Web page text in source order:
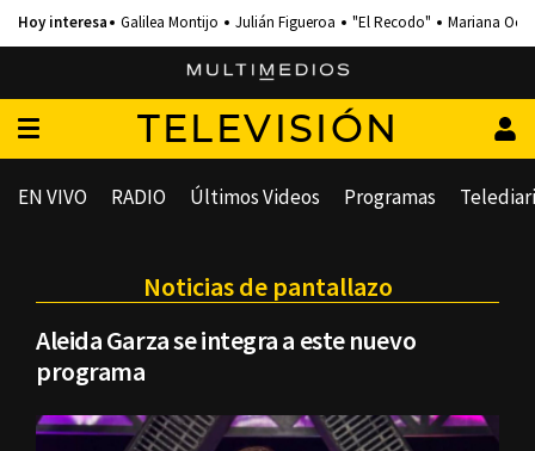
Galilea Montijo Julián Figueroa "El Recodo" Mariana
TELEVISIÓN
EN VIVO RADIO Últimos Videos Programas
Noticias de pantallazo
Aleida Garza se integra a este nuevo
programa